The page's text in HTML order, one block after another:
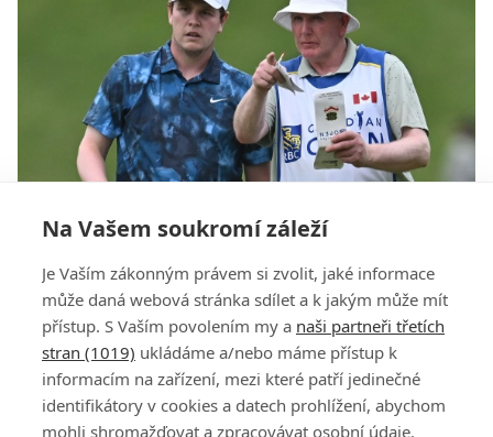
Na Vašem soukromí záleží
Je Vaším zákonným právem si zvolit, jaké informace
může daná webová stránka sdílet a k jakým může mít
přístup. S Vaším povolením my a naši partneři třetích
stran (1019) ukládáme a/nebo máme přístup k
informacím na zařízení, mezi které patří jedinečné
identifikátory v cookies a datech prohlížení, abychom
mohli shromažďovat a zpracovávat osobní údaje.
MacIntyre si jde s tátou na bagu pro první titul
na PGA Tour, McIlroy ho tentokrát nestraší